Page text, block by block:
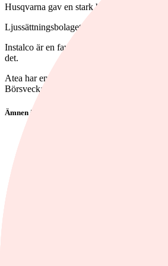
Husqvarna gav en stark halvårsrapport
Ljussättningsbolaget Profotos notering har
Instalco är en favorit hos Börsveckan som
det.
Atea har en grundmurad
Börsveckan och ger rådet avvakta.
Ämnen i artikeln
Essity
Permascand
CAG Group
Resurs